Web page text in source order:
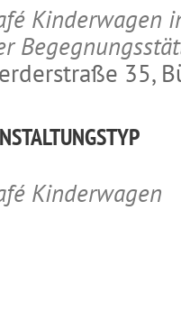
Kinderwagen
35,
Kinderwagen